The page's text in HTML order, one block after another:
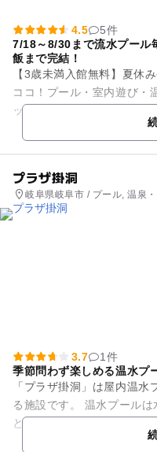
4.5
5件
7/18～8/30まで流水プール
飯まで完結！
【3歳未満入館無料】夏休
ココ！プール・室内遊び・
ット 「夏休み、子どもをどこへ連れて行こう？」 「暑い日や
プラザ掛洞
岐阜県岐阜市 / プール, 温泉
3.7
1件
季節問わず楽しめる温水プ
「プラザ掛洞」は屋内温
る施設です。 温水プール
と、高低差5メートルを一